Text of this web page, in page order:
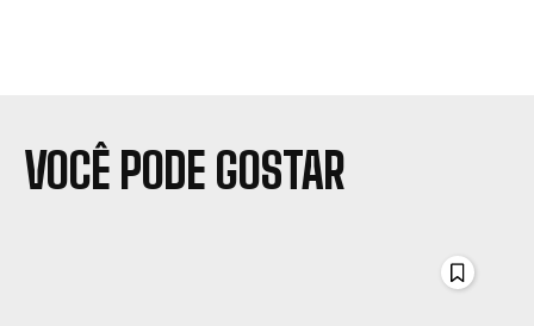
VOCÊ PODE GOSTAR